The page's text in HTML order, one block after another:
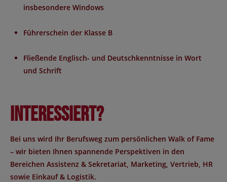
insbesondere Windows
Führerschein der Klasse B
Fließende Englisch- und Deutschkenntnisse in Wort
und Schrift
Interessiert?
Bei uns wird Ihr Berufsweg zum persönlichen Walk of Fame
– wir bieten Ihnen spannende Perspektiven in den
Bereichen Assistenz & Sekretariat, Marketing, Vertrieb, HR
sowie Einkauf & Logistik.